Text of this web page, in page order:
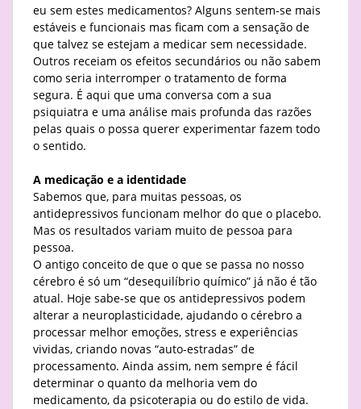
eu sem estes medicamentos? Alguns sentem-se mais
estáveis e funcionais mas ficam com a sensação de
que talvez se estejam a medicar sem necessidade.
Outros receiam os efeitos secundários ou não sabem
como seria interromper o tratamento de forma
segura. É aqui que uma conversa com a sua
psiquiatra e uma análise mais profunda das razões
pelas quais o possa querer experimentar fazem todo
o sentido.
A medicação e a identidade
Sabemos que, para muitas pessoas, os
antidepressivos funcionam melhor do que o placebo.
Mas os resultados variam muito de pessoa para
pessoa.
O antigo conceito de que o que se passa no nosso
cérebro é só um “desequilíbrio químico” já não é tão
atual. Hoje sabe-se que os antidepressivos podem
alterar a neuroplasticidade, ajudando o cérebro a
processar melhor emoções, stress e experiências
vividas, criando novas “auto-estradas” de
processamento. Ainda assim, nem sempre é fácil
determinar o quanto da melhoria vem do
medicamento, da psicoterapia ou do estilo de vida.